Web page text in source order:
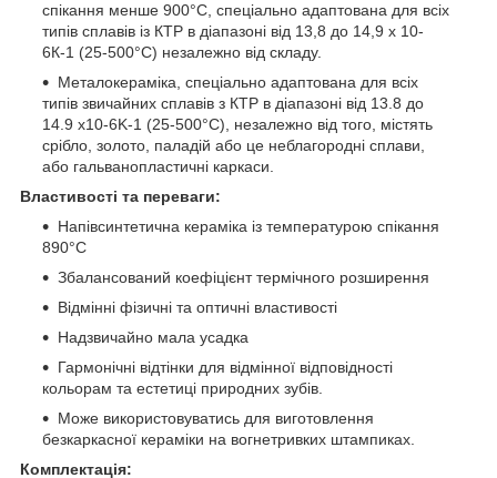
спікання менше 900°С, спеціально адаптована для всіх
типів сплавів із КТР в діапазоні від 13,8 до 14,9 х 10-
6К-1 (25-500°С) незалежно від складу.
Металокераміка, спеціально адаптована для всіх
типів звичайних сплавів з КТР в діапазоні від 13.8 до
14.9 x10-6K-1 (25-500°C), незалежно від того, містять
срібло, золото, паладій або це неблагородні сплави,
або гальванопластичні каркаси.
Властивості та переваги:
Напівсинтетична кераміка із температурою спікання
890°C
Збалансований коефіцієнт термічного розширення
Відмінні фізичні та оптичні властивості
Надзвичайно мала усадка
Гармонічні відтінки для відмінної відповідності
кольорам та естетиці природних зубів.
Може використовуватись для виготовлення
безкаркасної кераміки на вогнетривких штампиках.
Комплектація: